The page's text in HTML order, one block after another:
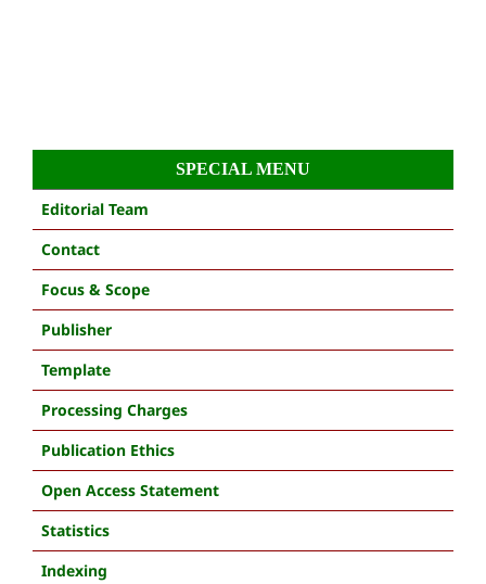
SPECIAL MENU
Editorial Team
Contact
Focus & Scope
Publisher
Template
Processing Charges
Publication Ethics
Open Access Statement
Statistics
Indexing